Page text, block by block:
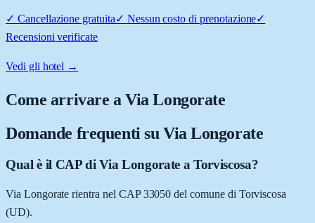
✓ Cancellazione gratuita✓ Nessun costo di prenotazione✓
Recensioni verificate
Vedi gli hotel →
Come arrivare aVia Longorate
Domande frequenti su Via Longorate
Qual è il CAP di Via Longorate a Torviscosa?
Via Longorate rientra nel CAP 33050 del comune di Torviscosa
(UD).